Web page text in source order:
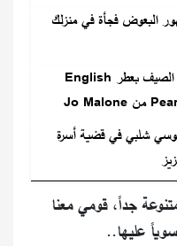
البعوض فجأة في منزلك
تألقي في نهار الصيف بعطر English
Pear & Freesia من Jo Malone
شلبي في قضية أسرة
كثيرة ومتنوعة جداً، قومي معنا
عليها..